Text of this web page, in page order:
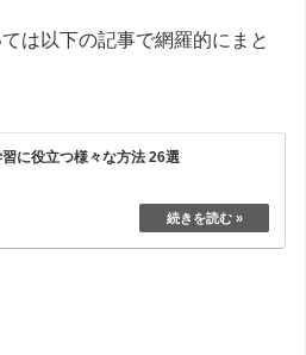
は以下の記事で網羅的にまと
に役立つ様々な方法 26選